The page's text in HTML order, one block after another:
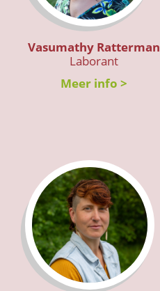
Vasumathy Ratterman
Laborant
Meer info >